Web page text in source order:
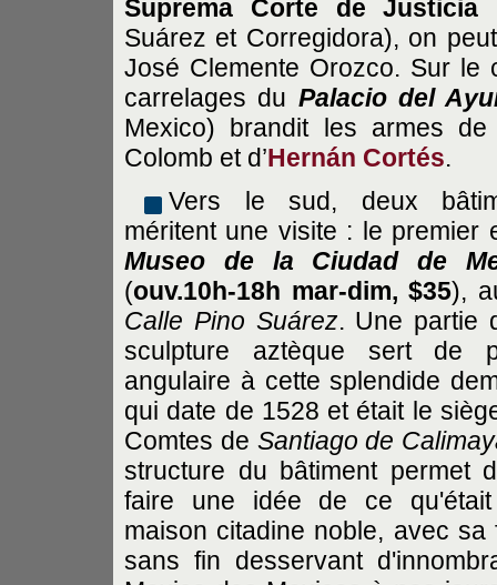
Suprema Corte de Justicia
Suárez et Corregidora), on
José Clemente Orozco. Sur le
carrelages du Palacio del
Mexico) brandit les armes
Colomb et d’Hernán Cortés.
Vers le sud, deux
méritent une visite : le premier
Museo de la Ciudad de
(ouv.10h-18h mar-dim, $35),
Calle Pino Suárez. Une partie
sculpture aztèque sert de
angulaire à cette splendide
qui date de 1528 et était le
Comtes de Santiago de
structure du bâtiment permet
faire une idée de ce
maison citadine noble, avec
sans fin desservant